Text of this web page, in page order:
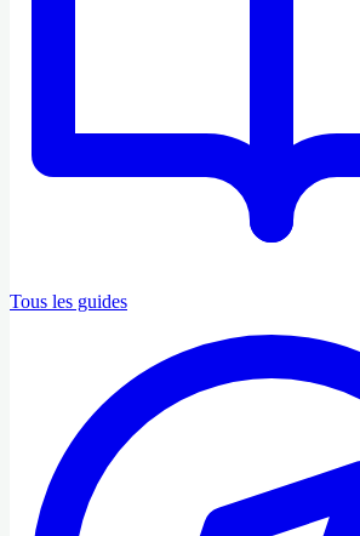
Tous les guides